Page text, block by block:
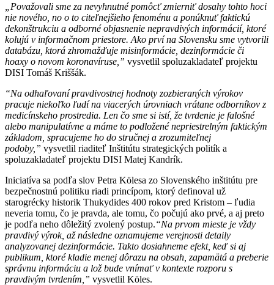
„Považovali sme za nevyhnutné pomôcť zmierniť dosahy tohto hoci
nie nového, no o to citeľnejšieho fenoménu a ponúknuť faktickú
dekonštrukciu a odborné objasnenie nepravdivých informácií, ktoré
kolujú v informačnom priestore. Ako prví na Slovensku sme vytvorili
databázu, ktorá zhromažďuje misinformácie, dezinformácie či
hoaxy o novom koronavíruse,” vysvetlil spoluzakladateľ projektu
DISI Tomáš Kriššák.
“Na odhaľovaní pravdivostnej hodnoty zozbieraných výrokov
pracuje niekoľko ľudí na viacerých úrovniach vrátane odborníkov z
medicínskeho prostredia. Len čo sme si istí, že tvrdenie je falošné
alebo manipulatívne a máme to podložené nepriestrelným faktickým
základom, spracujeme ho do stručnej a zrozumiteľnej
podoby,” vysvetlil riaditeľ Inštitútu strategických politík a
spoluzakladateľ projektu DISI Matej Kandrík.
Iniciatíva sa podľa slov Petra Kölesa zo Slovenského inštitútu pre
bezpečnostnú politiku riadi princípom, ktorý definoval už
starogrécky historik Thukydides 400 rokov pred Kristom – ľudia
neveria tomu, čo je pravda, ale tomu, čo počujú ako prvé, a aj preto
je podľa neho dôležitý zvolený postup.“Na prvom mieste je vždy
pravdivý výrok, až následne oznamujeme verejnosti detaily
analyzovanej dezinformácie. Takto dosiahneme efekt, keď si aj
publikum, ktoré kladie menej dôrazu na obsah, zapamätá a preberie
správnu informáciu a lož bude vnímať v kontexte rozporu s
pravdivým tvrdením,” vysvetlil Köles.